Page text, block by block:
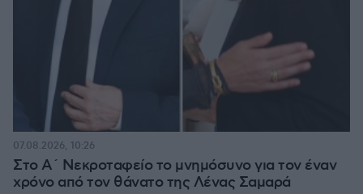
Στο Α΄ Νεκροταφείο το μνημόσυνο για τον έναν
χρόνο από τον θάνατο της Λένας Σαμαρά
07.08.2026, 10:26